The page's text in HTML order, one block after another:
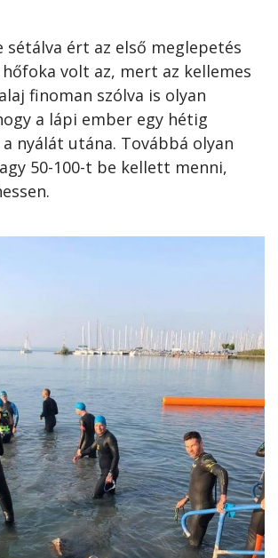
sétálva ért az első meglepetés
hőfoka volt az, mert az kellemes
finoman szólva is olyan
a lápi ember egy hétig
nyálát utána. Továbbá olyan
50-100-t be kellett menni,